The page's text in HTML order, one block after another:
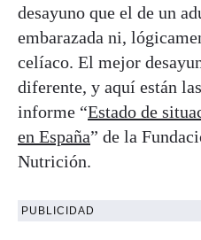
desayuno que el de un
embarazada ni,
celíaco. El mejor
diferente, y aquí están
informe “Estado de
en España” de la
Nutrición.
PUBLICIDAD